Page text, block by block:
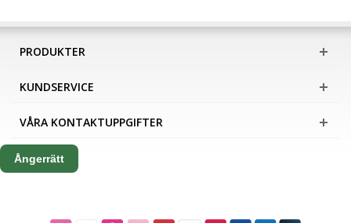
PRODUKTER
KUNDSERVICE
VÅRA KONTAKTUPPGIFTER
Ångerrätt